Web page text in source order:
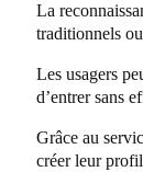
La
traditionnels
Les usagers
d’entrer sans
Grâce au
créer leur